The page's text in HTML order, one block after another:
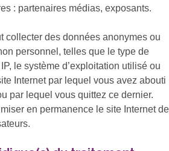
: partenaires médias, exposants.
collecter des données anonymes ou
personnel, telles que le type de
le système d’exploitation utilisé ou
Internet par lequel vous avez abouti
par lequel vous quittez ce dernier.
en permanence le site Internet de